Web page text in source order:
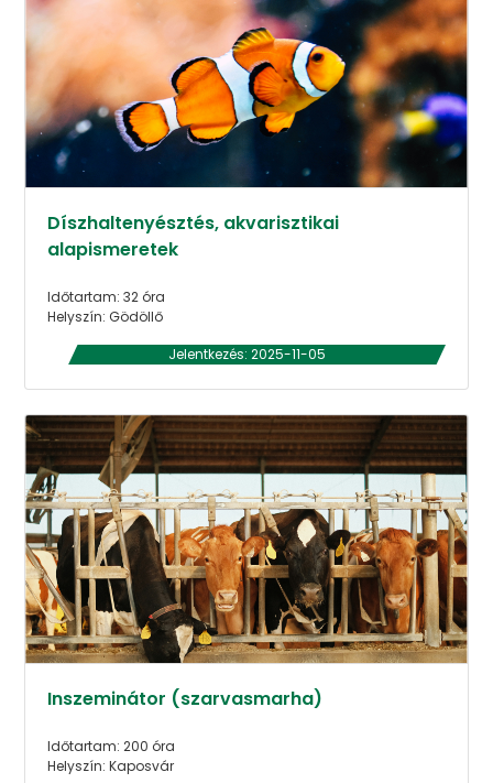
Díszhaltenyésztés, akvarisztikai
alapismeretek
Időtartam: 32 óra
Helyszín: Gödöllő
Jelentkezés: 2025-11-05
Inszeminátor (szarvasmarha)
Időtartam: 200 óra
Helyszín: Kaposvár